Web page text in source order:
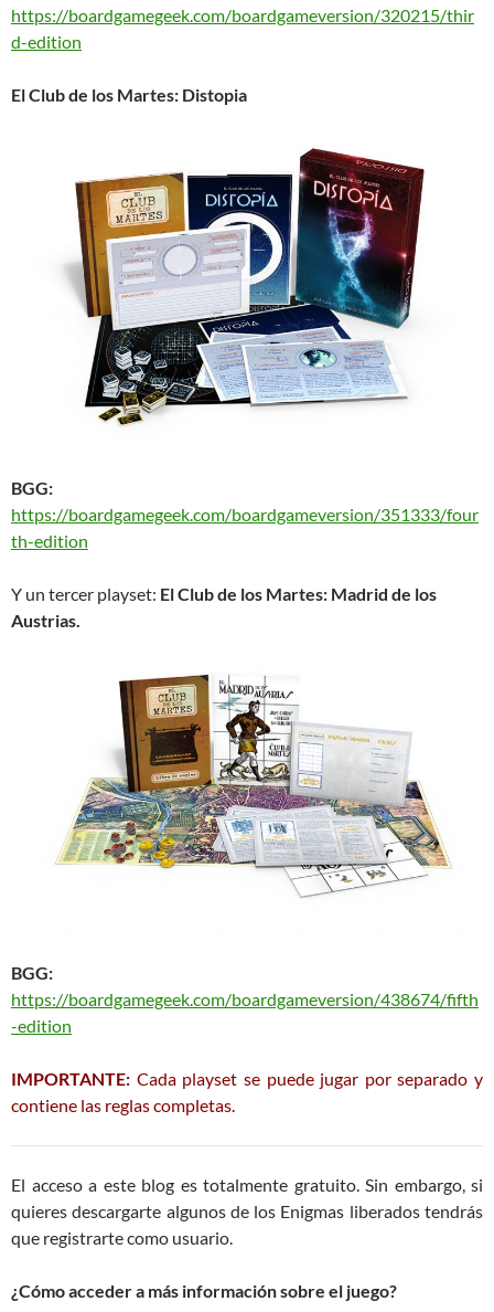
https://boardgamegeek.com/boardgameversion/320215/thir
d-edition
El Club de los Martes: Distopia
BGG:
https://boardgamegeek.com/boardgameversion/351333/four
th-edition
Y un tercer playset: El Club de los Martes: Madrid de los
Austrias.
BGG:
https://boardgamegeek.com/boardgameversion/438674/fifth
-edition
IMPORTANTE: Cada playset se puede jugar por separado y
contiene las reglas completas.
El acceso a este blog es totalmente gratuito. Sin embargo, si
quieres descargarte algunos de los Enigmas liberados tendrás
que registrarte como usuario.
¿Cómo acceder a más información sobre el juego?